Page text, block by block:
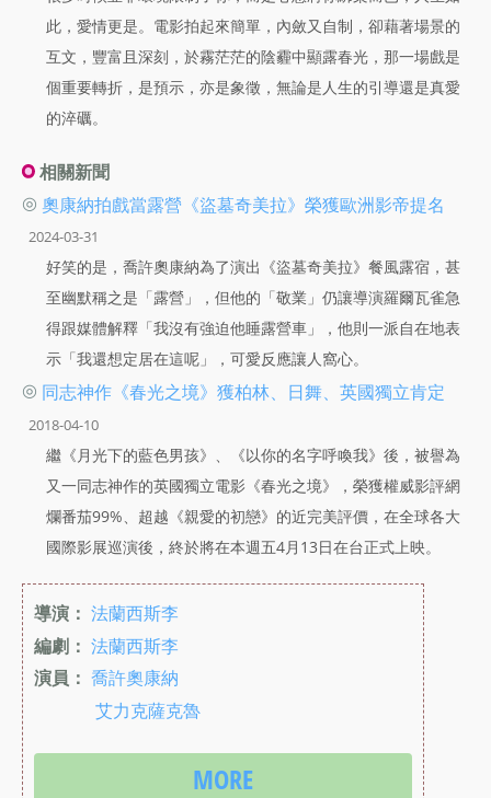
此，愛情更是。電影拍起來簡單，內斂又自制，卻藉著場景的
互文，豐富且深刻，於霧茫茫的陰霾中顯露春光，那一場戲是
個重要轉折，是預示，亦是象徵，無論是人生的引導還是真愛
的淬礪。
相關新聞
◎ 奧康納拍戲當露營《盜墓奇美拉》榮獲歐洲影帝提名
2024-03-31
好笑的是，喬許奧康納為了演出《盜墓奇美拉》餐風露宿，甚
至幽默稱之是「露營」，但他的「敬業」仍讓導演羅爾瓦雀急
得跟媒體解釋「我沒有強迫他睡露營車」，他則一派自在地表
示「我還想定居在這呢」，可愛反應讓人窩心。
◎ 同志神作《春光之境》獲柏林、日舞、英國獨立肯定
2018-04-10
繼《月光下的藍色男孩》、《以你的名字呼喚我》後，被譽為
又一同志神作的英國獨立電影《春光之境》，榮獲權威影評網
爛番茄99%、超越《親愛的初戀》的近完美評價，在全球各大
國際影展巡演後，終於將在本週五4月13日在台正式上映。
導演： 法蘭西斯李
編劇： 法蘭西斯李
演員： 喬許奧康納
艾力克薩克魯
MORE